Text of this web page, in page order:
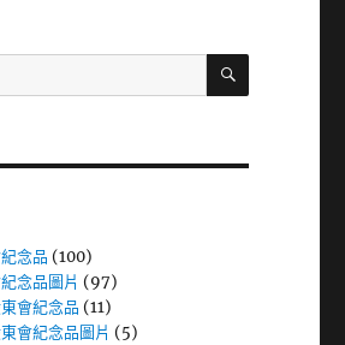
搜
念品 (100)
念品圖片 (97)
會紀念品 (11)
會紀念品圖片 (5)